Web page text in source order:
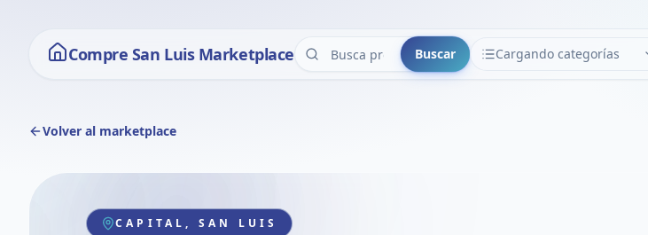
Compre San Luis Marketplace Buscar Cargando categorías
CATEGORÍAS
Volver al marketplace
CAPITAL, SAN LUIS